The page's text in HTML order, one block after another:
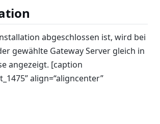
abgeschlossen ist, wird bei
gewählte Gateway Server gleich in
angezeigt. [caption
align=“aligncenter”